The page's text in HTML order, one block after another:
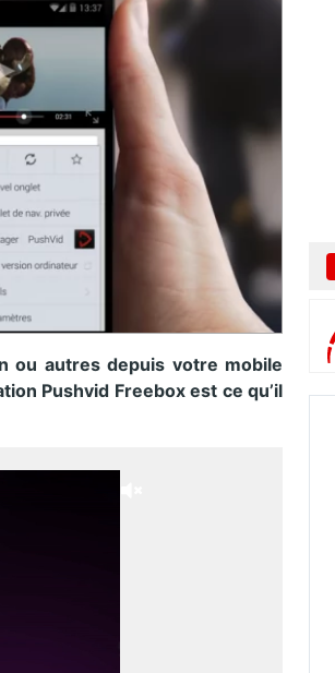
ou autres depuis votre mobile
Pushvid Freebox est ce qu’il